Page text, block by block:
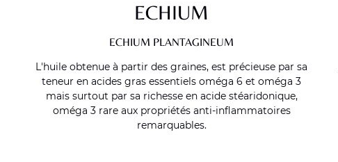
ECHIUM
ECHIUM PLANTAGINEUM
L'huile obtenue à partir des graines, est précieuse par sa
teneur en acides gras essentiels oméga 6 et oméga 3
mais surtout par sa richesse en acide stéaridonique,
oméga 3 rare aux propriétés anti-inflammatoires
remarquables.